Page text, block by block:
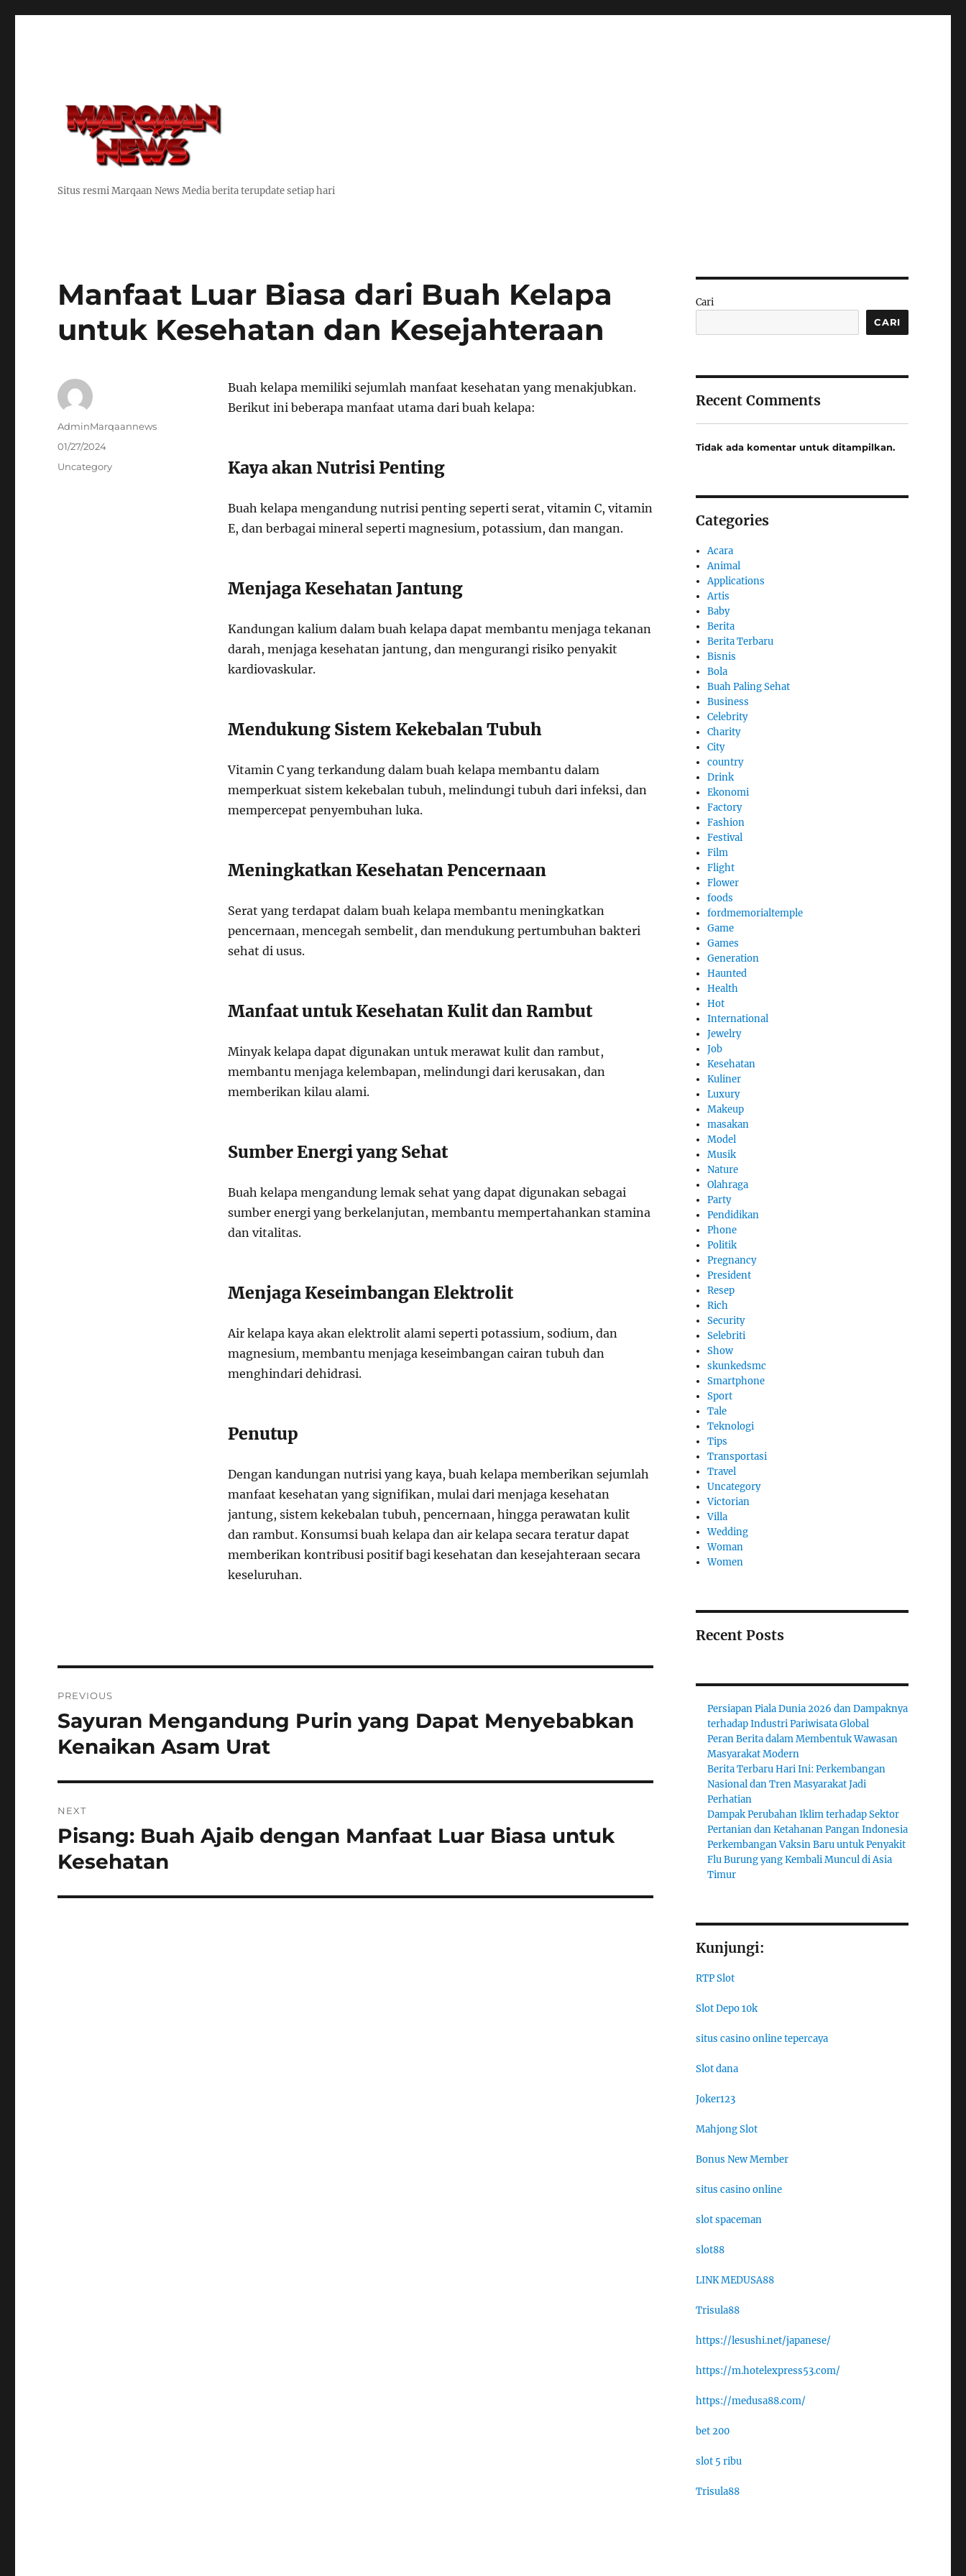
Situs resmi Marqaan News Media berita terupdate setiap hari
Manfaat Luar Biasa dari Buah Kelapa
untuk Kesehatan dan Kesejahteraan
Buah kelapa memiliki sejumlah manfaat kesehatan yang menakjubkan.
Berikut ini beberapa manfaat utama dari buah kelapa:
Kaya akan Nutrisi Penting
Buah kelapa mengandung nutrisi penting seperti serat, vitamin C, vitamin
E, dan berbagai mineral seperti magnesium, potassium, dan mangan.
Menjaga Kesehatan Jantung
Kandungan kalium dalam buah kelapa dapat membantu menjaga tekanan
darah, menjaga kesehatan jantung, dan mengurangi risiko penyakit
kardiovaskular.
Mendukung Sistem Kekebalan Tubuh
Vitamin C yang terkandung dalam buah kelapa membantu dalam
memperkuat sistem kekebalan tubuh, melindungi tubuh dari infeksi, dan
mempercepat penyembuhan luka.
Meningkatkan Kesehatan Pencernaan
Serat yang terdapat dalam buah kelapa membantu meningkatkan
pencernaan, mencegah sembelit, dan mendukung pertumbuhan bakteri
sehat di usus.
Manfaat untuk Kesehatan Kulit dan Rambut
Minyak kelapa dapat digunakan untuk merawat kulit dan rambut,
membantu menjaga kelembapan, melindungi dari kerusakan, dan
memberikan kilau alami.
Sumber Energi yang Sehat
Buah kelapa mengandung lemak sehat yang dapat digunakan sebagai
sumber energi yang berkelanjutan, membantu mempertahankan stamina
dan vitalitas.
Menjaga Keseimbangan Elektrolit
Air kelapa kaya akan elektrolit alami seperti potassium, sodium, dan
magnesium, membantu menjaga keseimbangan cairan tubuh dan
menghindari dehidrasi.
Penutup
Dengan kandungan nutrisi yang kaya, buah kelapa memberikan sejumlah
manfaat kesehatan yang signifikan, mulai dari menjaga kesehatan
jantung, sistem kekebalan tubuh, pencernaan, hingga perawatan kulit
dan rambut. Konsumsi buah kelapa dan air kelapa secara teratur dapat
memberikan kontribusi positif bagi kesehatan dan kesejahteraan secara
keseluruhan.
Author
AdminMarqaannews
Posted
01/27/2024
Categories
Uncategory
pos
PREVIOUS
Previous
post:
Sayuran Mengandung Purin yang Dapat Menyebabkan
Kenaikan Asam Urat
NEXT
Next
post:
Pisang: Buah Ajaib dengan Manfaat Luar Biasa untuk
Kesehatan
Cari
CARI
Recent Comments
Tidak ada komentar untuk ditampilkan.
Categories
Acara
Animal
Applications
Artis
Baby
Berita
Berita Terbaru
Bisnis
Bola
Buah Paling Sehat
Business
Celebrity
Charity
City
country
Drink
Ekonomi
Factory
Fashion
Festival
Film
Flight
Flower
foods
fordmemorialtemple
Game
Games
Generation
Haunted
Health
Hot
International
Jewelry
Job
Kesehatan
Kuliner
Luxury
Makeup
masakan
Model
Musik
Nature
Olahraga
Party
Pendidikan
Phone
Politik
Pregnancy
President
Resep
Rich
Security
Selebriti
Show
skunkedsmc
Smartphone
Sport
Tale
Teknologi
Tips
Transportasi
Travel
Uncategory
Victorian
Villa
Wedding
Woman
Women
Recent Posts
Persiapan Piala Dunia 2026 dan Dampaknya
terhadap Industri Pariwisata Global
Peran Berita dalam Membentuk Wawasan
Masyarakat Modern
Berita Terbaru Hari Ini: Perkembangan
Nasional dan Tren Masyarakat Jadi
Perhatian
Dampak Perubahan Iklim terhadap Sektor
Pertanian dan Ketahanan Pangan Indonesia
Perkembangan Vaksin Baru untuk Penyakit
Flu Burung yang Kembali Muncul di Asia
Timur
Kunjungi:
RTP Slot
Slot Depo 10k
situs casino online tepercaya
Slot dana
Joker123
Mahjong Slot
Bonus New Member
situs casino online
slot spaceman
slot88
LINK MEDUSA88
Trisula88
https://lesushi.net/japanese/
https://m.hotelexpress53.com/
https://medusa88.com/
bet 200
slot 5 ribu
Trisula88